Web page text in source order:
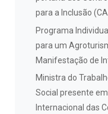
para a Inclusão
Programa
para um
Manifestação de
Ministra do
Social presente
Internacional das